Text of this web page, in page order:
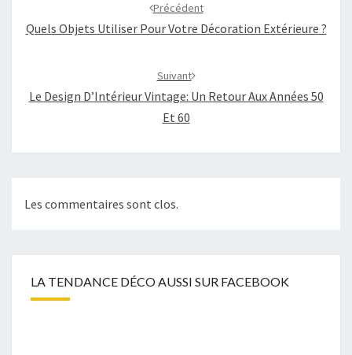
Précédent
Quels Objets Utiliser Pour Votre Décoration Extérieure ?
Suivant
Le Design D’Intérieur Vintage: Un Retour Aux Années 50
Et 60
Les commentaires sont clos.
LA TENDANCE DÉCO AUSSI SUR FACEBOOK